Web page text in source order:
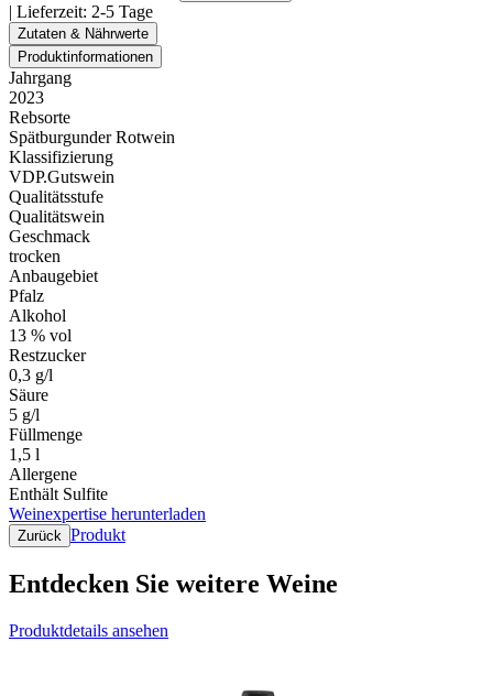
| Lieferzeit: 2-5 Tage
Zutaten & Nährwerte
Produktinformationen
Jahrgang
2023
Rebsorte
Spätburgunder Rotwein
Klassifizierung
VDP.Gutswein
Qualitätsstufe
Qualitätswein
Geschmack
trocken
Anbaugebiet
Pfalz
Alkohol
13 % vol
Restzucker
0,3 g/l
Säure
5 g/l
Füllmenge
1,5 l
Allergene
Enthält Sulfite
Weinexpertise herunterladen
Zurück Produkt
Entdecken Sie weitere Weine
Produktdetails ansehen